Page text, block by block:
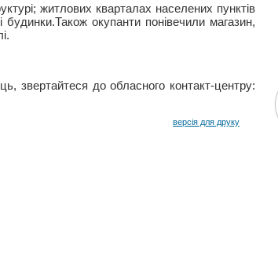
житлових кварталах населених пунктів
окупанти понівечили магазин,
звертайтеся до обласного контакт-центру:
версія для друку